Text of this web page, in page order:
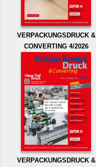
VERPACKUNGSDRUCK &
CONVERTING 4/2026
VERPACKUNGSDRUCK &